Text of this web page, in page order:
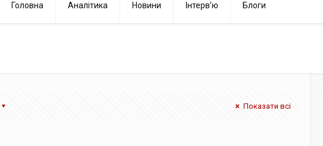
Головна Аналітика Новини Інтерв’ю Блоги
Показати всі